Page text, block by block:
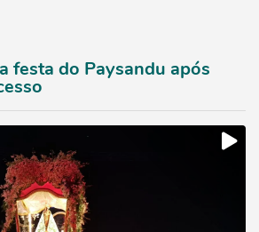
festa do Paysandu após